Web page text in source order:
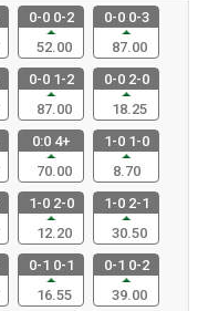
0-0 0-2
52.00
0-0 0-3
87.00
0-0 1-2
87.00
0-0 2-0
18.25
0:0 4+
70.00
1-0 1-0
8.70
1-0 2-0
12.20
1-0 2-1
30.50
0-1 0-1
16.55
0-1 0-2
39.00